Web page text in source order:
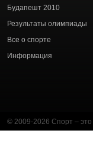
Будапешт 2010
Результаты олимпиады
Все о спорте
Информация
© 2009-2026 Спорт –